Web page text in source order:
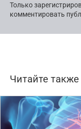
Только
комментировать
Читайте также